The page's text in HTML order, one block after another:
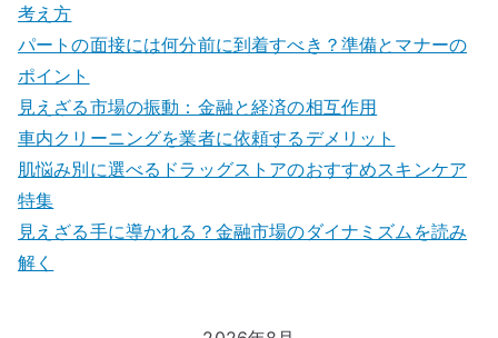
考え方
パートの面接には何分前に到着すべき？準備とマナーの
ポイント
見えざる市場の振動：金融と経済の相互作用
車内クリーニングを業者に依頼するデメリット
肌悩み別に選べるドラッグストアのおすすめスキンケア
特集
見えざる手に導かれる？金融市場のダイナミズムを読み
解く